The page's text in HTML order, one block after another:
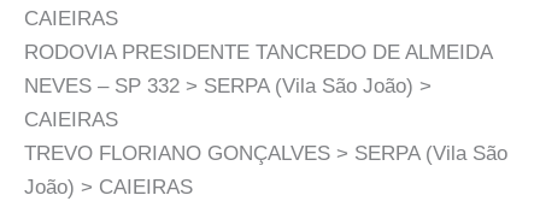
CAIEIRAS
RODOVIA PRESIDENTE TANCREDO DE ALMEIDA
NEVES – SP 332 > SERPA (Vila São João) >
CAIEIRAS
TREVO FLORIANO GONÇALVES > SERPA (Vila São
João) > CAIEIRAS